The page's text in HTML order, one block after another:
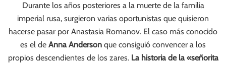
Durante los años posteriores a la muerte de la familia
imperial rusa, surgieron varias oportunistas que quisieron
hacerse pasar por Anastasia Romanov. El caso más conocido
es el de Anna Anderson que consiguió convencer a los
propios descendientes de los zares. La historia de la «señorita